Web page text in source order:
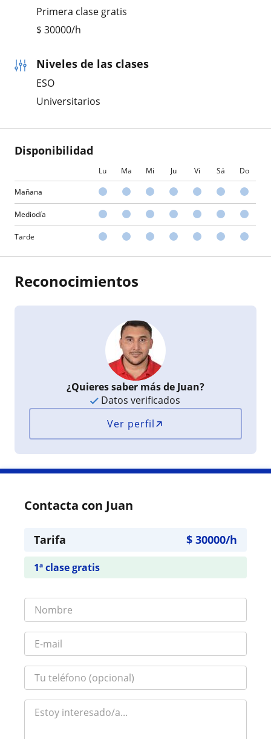
Primera clase gratis
$ 30000/h
Niveles de las clases
ESO
Universitarios
Disponibilidad
Lu Ma Mi Ju Vi Sá Do
Mañana
Mediodía
Tarde
Reconocimientos
¿Quieres saber más de Juan?
Datos verificados
Ver perfil
Contacta con Juan
Tarifa $ 30000/h
1ª clase gratis